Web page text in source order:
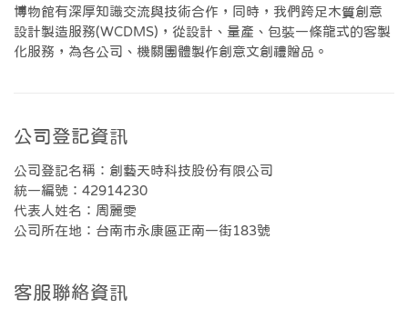
博物館有深厚知識交流與技術合作，同時，我們跨足木質創意
設計製造服務(WCDMS)，從設計、量產、包裝一條龍式的客製
化服務，為各公司、機關團體製作創意文創禮贈品。
公司登記資訊
公司登記名稱：創藝天時科技股份有限公司
統一編號：42914230
代表人姓名：周麗雯
公司所在地：台南市永康區正南一街183號
客服聯絡資訊